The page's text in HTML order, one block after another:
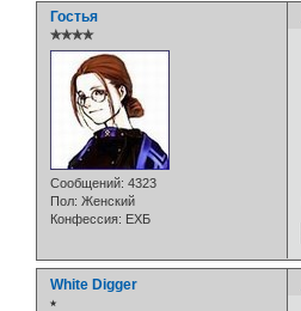
Гостья
✯✯✯✯
Сообщений: 4323
Пол: Женский
Конфессия: ЕХБ
White Digger
⭒